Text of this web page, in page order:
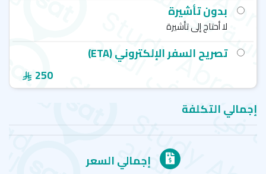
بدون تأشيرة
لا أحتاج إلى تأشيرة
تصريح السفر الإلكتروني (ETA)
250
إجمالي التكلفة
إجمالي السعر